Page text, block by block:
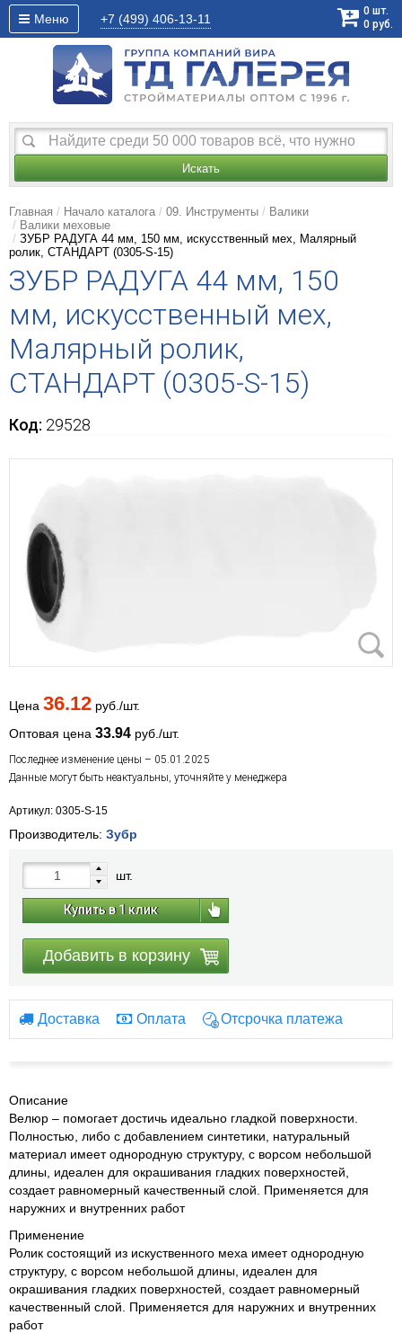
Меню +7 (499) 406-13-11
0 шт.
0 руб.
Искать
Главная Начало каталога 09. Инструменты
Валики
Валики меховые
ЗУБР РАДУГА 44 мм, 150 мм, искусственный мех, Малярный
ролик, СТАНДАРТ (0305-S-15)
ЗУБР РАДУГА 44 мм, 150
мм, искусственный мех,
Малярный ролик,
СТАНДАРТ (0305-S-15)
Код: 29528
Цена 36.12 руб./шт.
Оптовая цена 33.94 руб./шт.
Последнее изменение цены – 05.01.2025
Данные могут быть неактуальны, уточняйте у менеджера
Артикул: 0305-S-15
Производитель: Зубр
шт.
Купить в 1 клик
Добавить в корзину
Доставка Оплата Отсрочка платежа
Описание
Велюр – помогает достичь идеально гладкой поверхности.
Полностью, либо с добавлением синтетики, натуральный
материал имеет однородную структуру, с ворсом небольшой
длины, идеален для окрашивания гладких поверхностей,
создает равномерный качественный слой. Применяется для
наружних и внутренних работ
Применение
Ролик состоящий из искуственного меха имеет однородную
структуру, с ворсом небольшой длины, идеален для
окрашивания гладких поверхностей, создает равномерный
качественный слой. Применяется для наружних и внутренних
работ